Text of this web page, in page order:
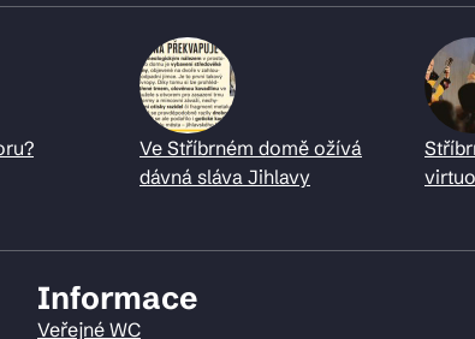
Ve Stříbrném domě ožívá
dávná sláva Jihlavy
Informace
Veřejné WC